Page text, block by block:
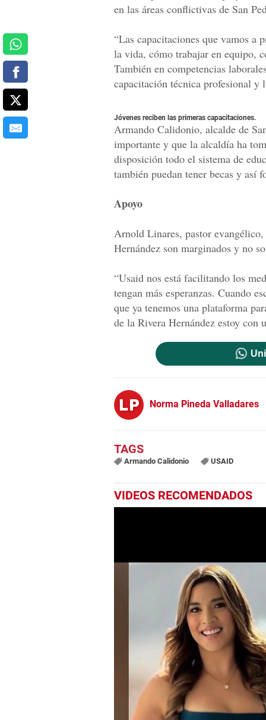
en las áreas conflictivas de San
“Las capacitaciones que vamos a
la vida, cómo trabajar en equipo,
También en competencias
capacitación técnica profesional y
Jóvenes reciben las primeras capacitaciones.
Armando Calidonio, alcalde de
importante y que la alcaldía ha
disposición todo el sistema de
también puedan tener becas y así
Apoyo
Arnold Linares, pastor
Hernández son marginados y no
“Usaid nos está facilitando los
tengan más esperanzas. Cuando
que ya tenemos una plataforma
de la Rivera Hernández estoy con
Norma Pineda Valladares
Armando Calidonio USAID
VIDEOS RECOMENDADOS